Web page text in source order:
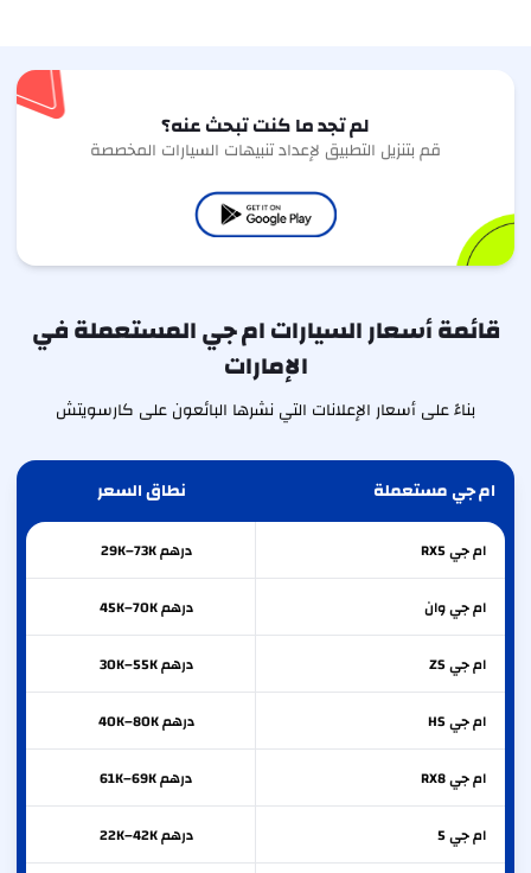
لم تجد ما كنت تبحث عنه؟
قم بتنزيل التطبيق لإعداد تنبيهات السيارات المخصصة
قائمة أسعار السيارات ام جي المستعملة في
الإمارات
بناءً على أسعار الإعلانات التي نشرها البائعون على كارسويتش
ام جي مستعملة نطاق السعر
ام جيRX5 درهم 29K–73K
ام جيوان درهم 45K–70K
ام جيZS درهم 30K–55K
ام جيHS درهم 40K–80K
ام جيRX8 درهم 61K–69K
ام جي5 درهم 22K–42K